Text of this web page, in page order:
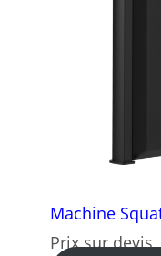
Machine
Prix sur devis